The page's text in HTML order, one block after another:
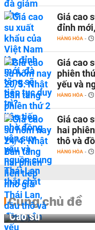
Giá cao
đỉnh
HÀNG HÓA -
Giá cao
phiên
yếu và
HÀNG HÓA -
Giá cao
hai
thô và
HÀNG HÓA -
Cùng chủ đề
Cao su